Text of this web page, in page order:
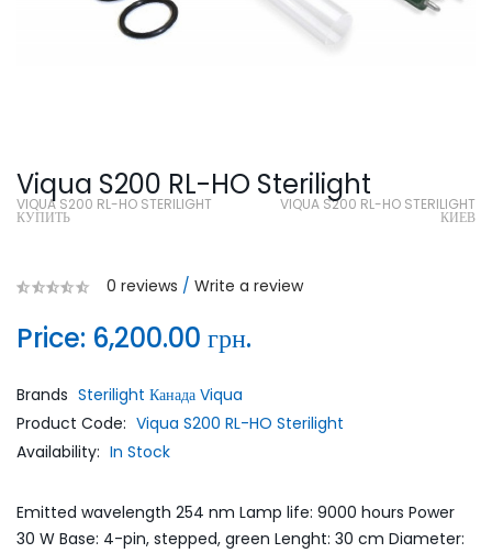
Viqua S200 RL-HO Sterilight
VIQUA S200 RL-HO STERILIGHT
КУПИТЬ
VIQUA S200 RL-HO STERILIGHT
КИЕВ
0 reviews / Write a review
Price: 6,200.00 грн.
Brands Sterilight Канада Viqua
Product Code: Viqua S200 RL-HO Sterilight
Availability: In Stock
Emitted wavelength 254 nm Lamp life: 9000 hours Power
30 W Base: 4-pin, stepped, green Lenght: 30 cm Diameter: